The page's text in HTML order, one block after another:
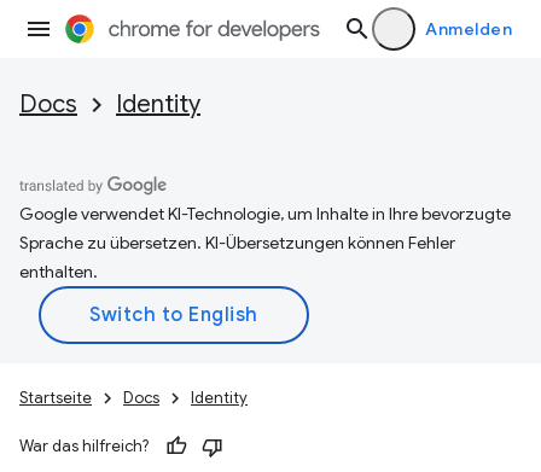
Anmelden
Docs Identity
Google verwendet KI-Technologie, um Inhalte in Ihre bevorzugte
Sprache zu übersetzen. KI-Übersetzungen können Fehler
enthalten.
Startseite Docs Identity
War das hilfreich?